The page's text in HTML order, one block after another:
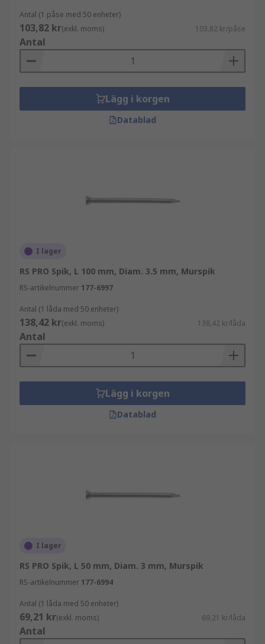
Antal (1 påse med 50 enheter)
103,82 kr(exkl. moms) 103,82 kr/påse
Antal
Lägg i korgen
Datablad
I lager
RS PRO Spik, L 100 mm, Diam. 3.5 mm, Murspik
RS-artikelnummer 177-6997
Antal (1 låda med 50 enheter)
138,42 kr(exkl. moms) 138,42 kr/låda
Antal
Lägg i korgen
Datablad
I lager
RS PRO Spik, L 50 mm, Diam. 3 mm, Murspik
RS-artikelnummer 177-6994
Antal (1 låda med 50 enheter)
69,21 kr(exkl. moms) 69,21 kr/låda
Antal